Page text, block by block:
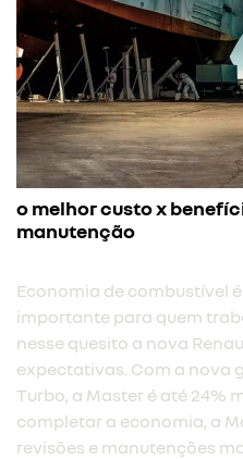
o melhor custo x
manutenção
Economia de combustível
importante para quem
nesse quesito a nova
expectativas. Com a nova
Turbo, a Master é até 24%
completar a economia, a
revisões e manutenções